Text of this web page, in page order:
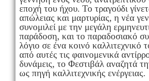
εποχή του ήχου. Το τραγούδι
απώλειας και μαρτυρίας, η νέα
συνομιλεί με την μεγάλη
παράδοση, και το παραδοσιακό
λόγιο σε ένα κοινό καλλιτεχνικό
από αυτές τις φαινομενικά
δυνάμεις, το Φεστιβάλ αναζητά
ως πηγή καλλιτεχνικής ενέργειας.